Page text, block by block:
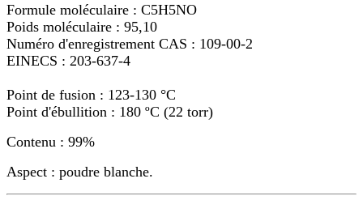
Formule moléculaire : C5H5NO
Poids moléculaire : 95,10
Numéro d'enregistrement CAS : 109-00-2
EINECS : 203-637-4
Point de fusion : 123-130 °C
Point d'ébullition : 180 ºC (22 torr)
Contenu : 99%
Aspect : poudre blanche.